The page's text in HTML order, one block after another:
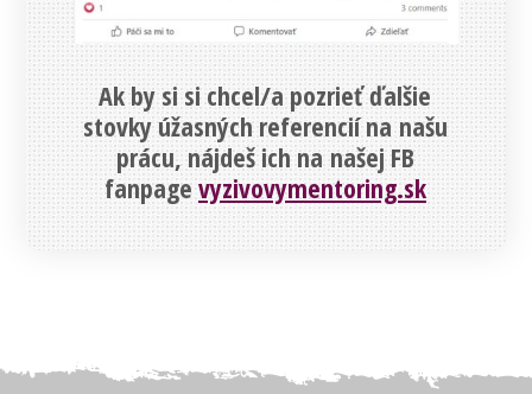
Ak by si si chcel/a pozrieť ďalšie
stovky úžasných referencií na našu
prácu, nájdeš ich na našej FB
fanpagevyzivovymentoring.sk